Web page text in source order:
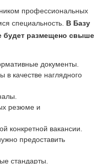
профессиональных
специальность. В Базу
будет размещено свыше
документы.
качестве наглядного
резюме и
конкретной вакансии.
предоставить
стандарты.